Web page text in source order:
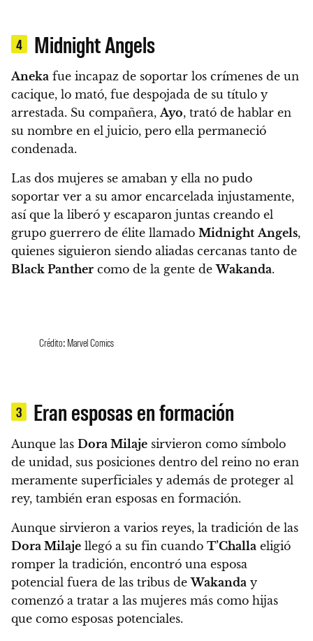
4 Midnight Angels
Aneka fue incapaz de soportar los crímenes de un
cacique, lo mató, fue despojada de su título y
arrestada. Su compañera, Ayo, trató de hablar en
su nombre en el juicio, pero ella permaneció
condenada.
Las dos mujeres se amaban y ella no pudo
soportar ver a su amor encarcelada injustamente,
así que la liberó y escaparon juntas creando el
grupo guerrero de élite llamado Midnight Angels,
quienes siguieron siendo aliadas cercanas tanto de
Black Panther como de la gente deWakanda.
Crédito: Marvel Comics
3 Eran esposas en formación
Aunque las Dora Milaje sirvieron como símbolo
de unidad, sus posiciones dentro del reino no eran
meramente superficiales y además de proteger al
rey, también eran esposas en formación.
Aunque sirvieron a varios reyes, la tradición de las
Dora Milaje llegó a su fin cuando T’Challa eligió
romper la tradición, encontró una esposa
potencial fuera de las tribus deWakanda y
comenzó a tratar a las mujeres más como hijas
que como esposas potenciales.